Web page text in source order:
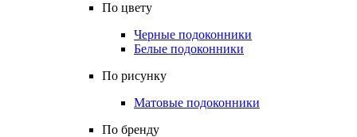
По цвету
Черные подоконники
Белые подоконники
По рисунку
Матовые подоконники
По бренду